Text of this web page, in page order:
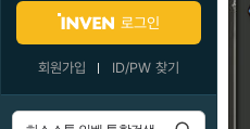
로그인
회원가입 ID/PW 찾기